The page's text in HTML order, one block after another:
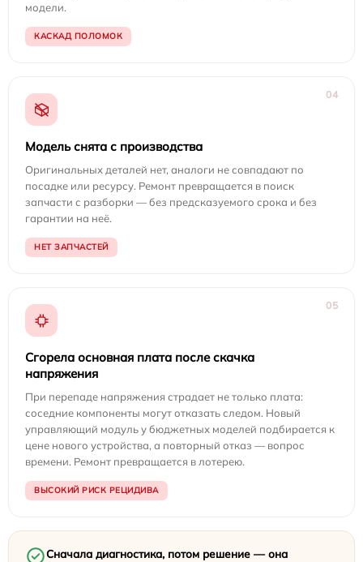
модели.
КАСКАД ПОЛОМОК
04
Модель снята с производства
Оригинальных деталей нет, аналоги не совпадают по
посадке или ресурсу. Ремонт превращается в поиск
запчасти с разборки — без предсказуемого срока и без
гарантии на неё.
НЕТ ЗАПЧАСТЕЙ
05
Сгорела основная плата после скачка
напряжения
При перепаде напряжения страдает не только плата:
соседние компоненты могут отказать следом. Новый
управляющий модуль у бюджетных моделей подбирается к
цене нового устройства, а повторный отказ — вопрос
времени. Ремонт превращается в лотерею.
ВЫСОКИЙ РИСК РЕЦИДИВА
Сначала диагностика, потом решение — она